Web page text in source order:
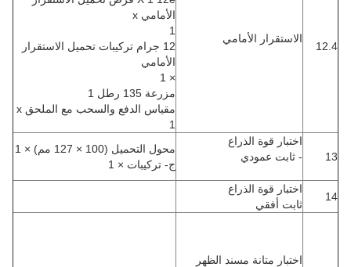
12.4
الاستقرار الأمامي
الأمامي x
1
12 جرام تركيبات تحميل الاستقرار
الأمامي
× 1
مزرعة 135 رطل 1
مقياس الدفع والسحب مع الملحق x
1
13
اختبار قوة الذراع
- ثابت عمودي
محول التحميل (100 × 127 مم) × 1
ج- تركيبات × 1
14
اختبار قوة الذراع
ثابت أفقي
اختبار متانة مسند الظهر